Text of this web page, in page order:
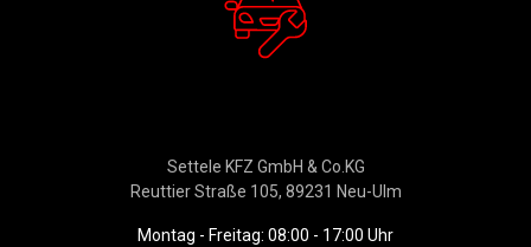
Settele KFZ GmbH & Co.KG
Reuttier Straße 105, 89231 Neu-Ulm
Montag - Freitag: 08:00 - 17:00 Uhr